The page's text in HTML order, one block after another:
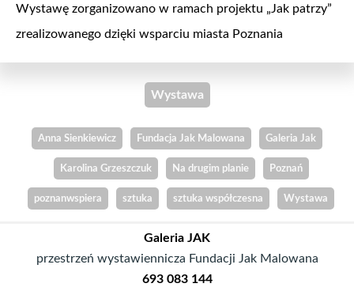
Wystawę zorganizowano w ramach projektu „Jak patrzy”
zrealizowanego dzięki wsparciu miasta Poznania
Wystawa
Anna Sienkiewicz Fundacja Jak Malowana Galeria Jak
Karolina Grzeszczuk Na drugim planie Poznań
poznanwspiera sztuka sztuka współczesna Wystawa
Galeria JAK
przestrzeń wystawiennicza Fundacji Jak Malowana
693 083 144